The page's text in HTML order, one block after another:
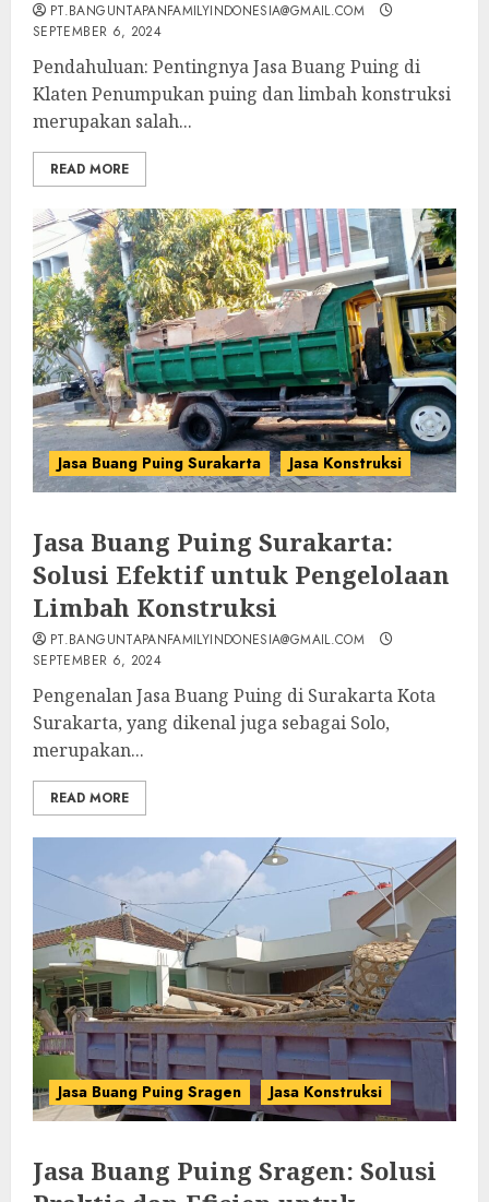
PT.BANGUNTAPANFAMILYINDONESIA@GMAIL.COM
SEPTEMBER 6, 2024
Pendahuluan: Pentingnya Jasa Buang Puing di
Klaten Penumpukan puing dan limbah konstruksi
merupakan salah...
READ MORE
Jasa Buang Puing Surakarta Jasa Konstruksi
Jasa Buang Puing Surakarta:
Solusi Efektif untuk Pengelolaan
Limbah Konstruksi
PT.BANGUNTAPANFAMILYINDONESIA@GMAIL.COM
SEPTEMBER 6, 2024
Pengenalan Jasa Buang Puing di Surakarta Kota
Surakarta, yang dikenal juga sebagai Solo,
merupakan...
READ MORE
Jasa Buang Puing Sragen Jasa Konstruksi
Jasa Buang Puing Sragen: Solusi